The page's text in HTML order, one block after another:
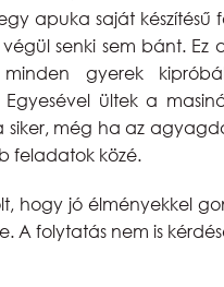
apuka saját
senki sem bánt. Ez
gyerek
ültek a
még ha az
feladatok közé.
hogy jó élményekkel
A folytatás nem is